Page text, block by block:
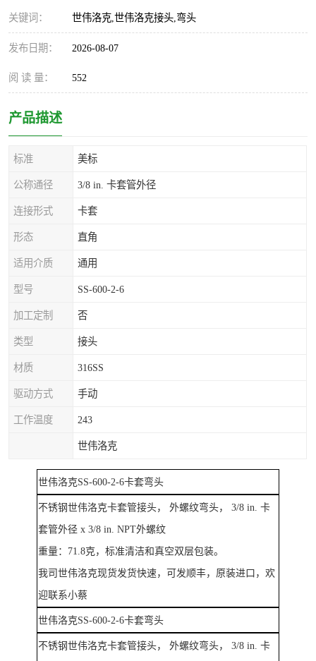
关键词： 世伟洛克,世伟洛克接头,弯头
发布日期： 2026-08-07
阅 读 量： 552
产品描述
标准 美标
公称通径 3/8 in. 卡套管外径
连接形式 卡套
形态 直角
适用介质 通用
型号 SS-600-2-6
加工定制 否
类型 接头
材质 316SS
驱动方式 手动
工作温度 243
世伟洛克
世伟洛克SS-600-2-6卡套弯头
不锈钢世伟洛克卡套管接头， 外螺纹弯头， 3/8 in. 卡
套管外径 x 3/8 in. NPT外螺纹
重量： 71.8克，标准清洁和真空双层包装。
我司世伟洛克现货发货快速，可发顺丰， 原装进口 ，欢
迎联系小蔡
世伟洛克SS-600-2-6卡套弯头
不锈钢世伟洛克卡套管接头， 外螺纹弯头， 3/8 in. 卡